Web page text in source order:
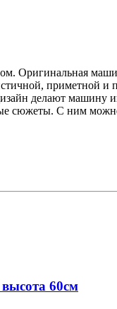
Оригинальная
приметной
делают
сюжеты. С ним
60см